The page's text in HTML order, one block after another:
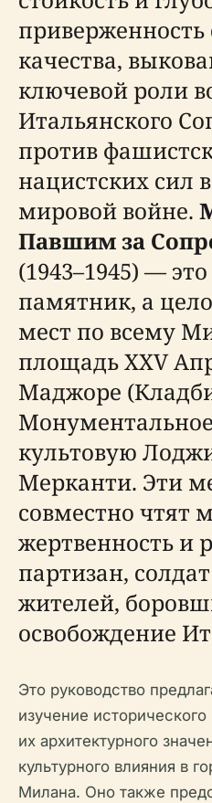
качества,
ключевой роли
Итальянского
против
нацистских сил
мировой войне.
Павшим за
(1943–1945) —
памятник, а
мест по всему
площадь XXV
Маджоре
культовую
Мерканти. Эти
совместно чтят
жертвенность и
партизан,
жителей,
освобождение
Это руководство
изучение
их архитектурного
культурного влияния в
Милана. Оно также